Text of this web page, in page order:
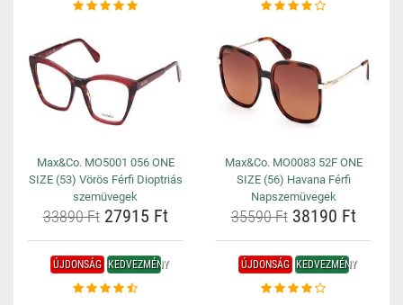
Max&Co. MO5001 056 ONE
SIZE (53) Vörös Férfi Dioptriás
szemüvegek
33890 Ft27915 Ft
Max&Co. MO0083 52F ONE
SIZE (56) Havana Férfi
Napszemüvegek
35590 Ft38190 Ft
ÚJDONSÁG KEDVEZMÉNY ÚJDONSÁG KEDVEZMÉNY